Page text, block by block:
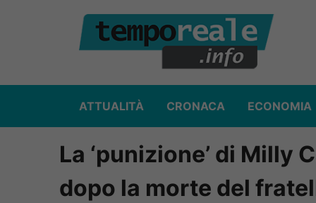
ATTUALITÀ CRONACA ECONOMIA
La ‘punizione’ di Milly
dopo la morte del